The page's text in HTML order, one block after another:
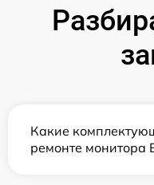
Какие
ремонте монитора